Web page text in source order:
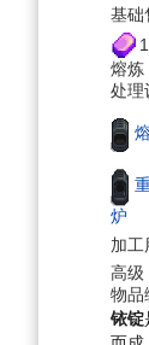
基础
熔炼
处理
炉
加工
高级
物品
铱锭